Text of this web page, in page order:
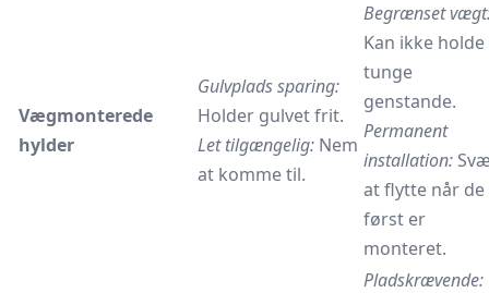
Vægmonterede
hylder
Gulvplads sparing:
Holder gulvet frit.
Let tilgængelig: Nem
at komme til.
Begrænset
Kan ikke holde
tunge
genstande.
Permanent
installation:
at flytte når de
først er
monteret.
Pladskrævende: